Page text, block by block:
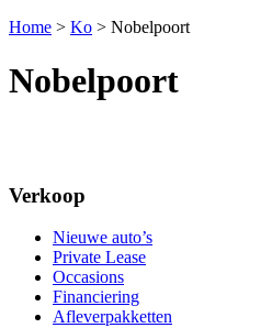
Home > Ko > Nobelpoort
Nobelpoort
Verkoop
Nieuwe auto’s
Private Lease
Occasions
Financiering
Afleverpakketten